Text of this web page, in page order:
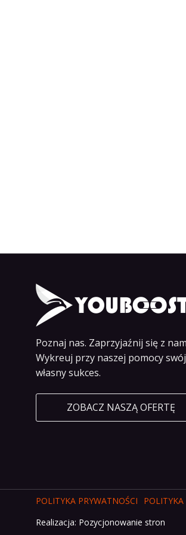
Poznaj nas. Zaprzyjaźnij się z
Wykreuj przy naszej pomocy swój
własny sukces.
ZOBACZ NASZĄ OFERTĘ
POLITYKA PRYWATNOŚCI
Realizacja: Pozycjonowanie stron